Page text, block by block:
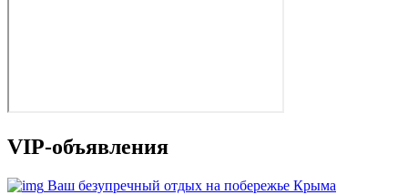
VIP-объявления
Ваш безупречный отдых на побережье Крыма